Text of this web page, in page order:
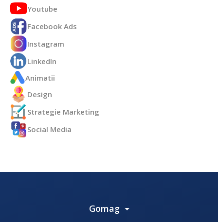
Youtube
Facebook Ads
Instagram
LinkedIn
Animatii
Design
Strategie Marketing
Social Media
Gomag